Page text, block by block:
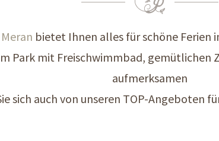
bietet Ihnen alles für schöne Ferien
Park mit Freischwimmbad, gemütlichen
aufmerksamen
sich auch von unseren TOP-Angeboten